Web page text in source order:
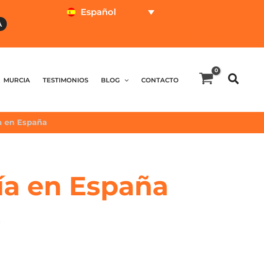
Español
MURCIA TESTIMONIOS BLOG CONTACTO
en España
en España